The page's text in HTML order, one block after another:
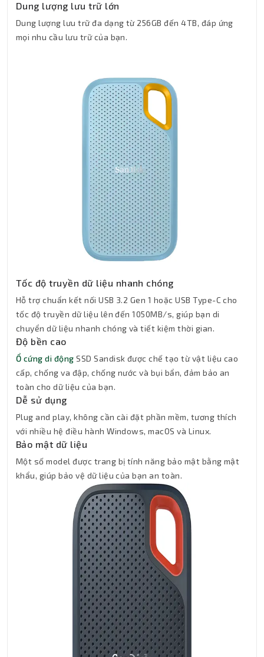
Dung lượng lưu trữ lớn
Dung lượng lưu trữ đa dạng từ 256GB đến 4TB, đáp ứng
mọi nhu cầu lưu trữ của bạn.
Tốc độ truyền dữ liệu nhanh chóng
Hỗ trợ chuẩn kết nối USB 3.2 Gen 1 hoặc USB Type-C cho
tốc độ truyền dữ liệu lên đến 1050MB/s, giúp bạn di
chuyển dữ liệu nhanh chóng và tiết kiệm thời gian.
Độ bền cao
Ổ cứng di động SSD Sandisk được chế tạo từ vật liệu cao
cấp, chống va đập, chống nước và bụi bẩn, đảm bảo an
toàn cho dữ liệu của bạn.
Dễ sử dụng
Plug and play, không cần cài đặt phần mềm, tương thích
với nhiều hệ điều hành Windows, macOS và Linux.
Bảo mật dữ liệu
Một số model được trang bị tính năng bảo mật bằng mật
khẩu, giúp bảo vệ dữ liệu của bạn an toàn.